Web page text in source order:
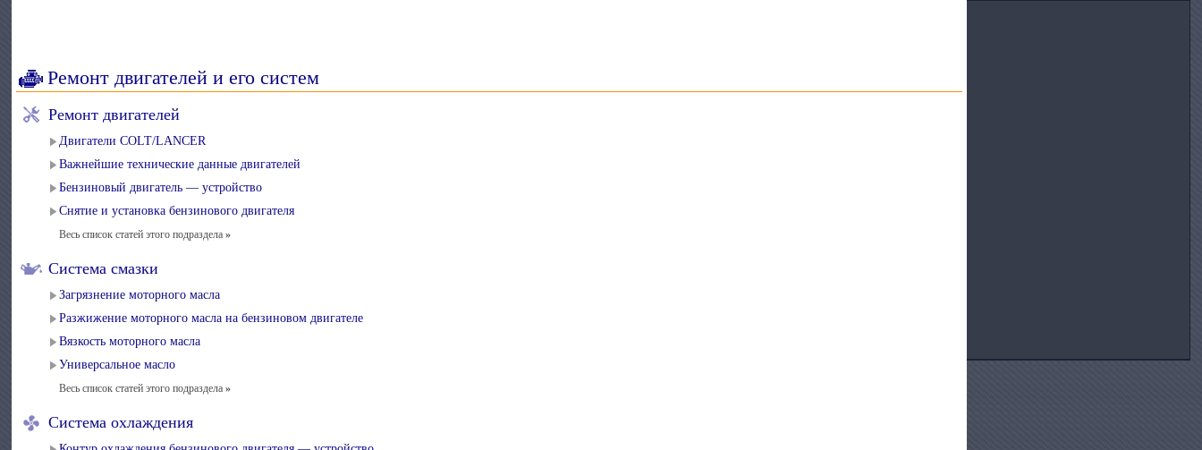
Ремонт двигателей и его систем
Ремонт двигателей
Двигатели COLT/LANCER
Важнейшие технические данные двигателей
Бензиновый двигатель — устройство
Снятие и установка бензинового двигателя
Весь список статей этого подраздела»
Система смазки
Загрязнение моторного масла
Разжижение моторного масла на бензиновом двигателе
Вязкость моторного масла
Универсальное масло
Весь список статей этого подраздела»
Система охлаждения